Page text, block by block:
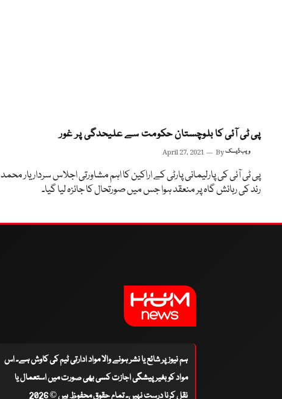
پی ٹی آئی کا بلوچستان حکومت سے علیحدگی پر غور
April 27, 2021 Byویب ڈیسک
پی ٹی آئی کی پارلیمانی پارٹی کے اراکین کا اہم مشاورتی اجلاس سردار یار محمد
رند کی رہائش گاہ پر منعقد ہوا جس میں صورتحال کا جائزہ لیا گیا۔
ہم نیوز پر شائع یا نشر ہونے والا مواد ادارتی ٹیم کی کاوش ہے۔ اس
مواد کو بغیر پیشگی اجازت کسی بھی صورت میں استعمال یا
نقل کرنا درست نہیں۔ تمام حقوق محفوظ ہیں © 2026